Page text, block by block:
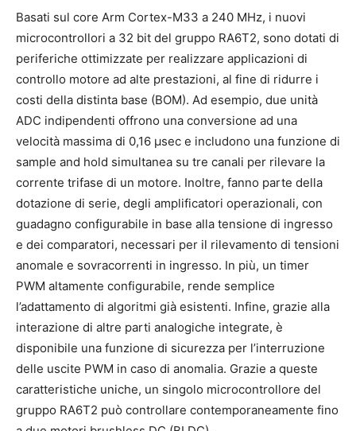
Basati sul core Arm Cortex-M33 a 240 MHz, i nuovi
microcontrollori a 32 bit del gruppo RA6T2, sono dotati di
periferiche ottimizzate per realizzare applicazioni di
controllo motore ad alte prestazioni, al fine di ridurre i
costi della distinta base (BOM). Ad esempio, due unità
ADC indipendenti offrono una conversione ad una
velocità massima di 0,16 µsec e includono una funzione di
sample and hold simultanea su tre canali per rilevare la
corrente trifase di un motore. Inoltre, fanno parte della
dotazione di serie, degli amplificatori operazionali, con
guadagno configurabile in base alla tensione di ingresso
e dei comparatori, necessari per il rilevamento di tensioni
anomale e sovracorrenti in ingresso. In più, un timer
PWM altamente configurabile, rende semplice
l’adattamento di algoritmi già esistenti. Infine, grazie alla
interazione di altre parti analogiche integrate, è
disponibile una funzione di sicurezza per l’interruzione
delle uscite PWM in caso di anomalia. Grazie a queste
caratteristiche uniche, un singolo microcontrollore del
gruppo RA6T2 può controllare contemporaneamente fino